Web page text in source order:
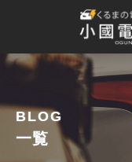
BLOG
一覧